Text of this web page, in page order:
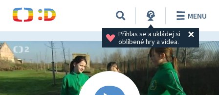
Přihlas se a ukládej si
oblíbené hry a videa.
MENU